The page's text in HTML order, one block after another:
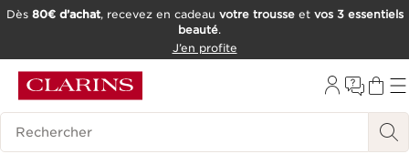
OUTIL D'ACCESSIBILITÉ
Dès 80€ d’achat, recevez en cadeau votre trousseet vos 3 essentiels
beauté.
J’en profite
Historique des recherches